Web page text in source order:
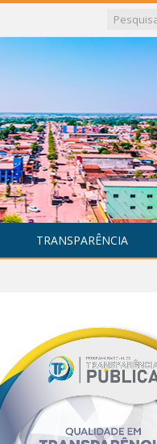
TRANSPARÊNCIA